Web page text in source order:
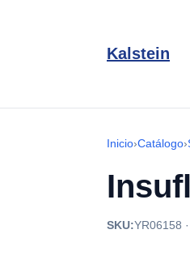
Kalstein
Inicio›Catálogo›
SKU:YR06158 ·